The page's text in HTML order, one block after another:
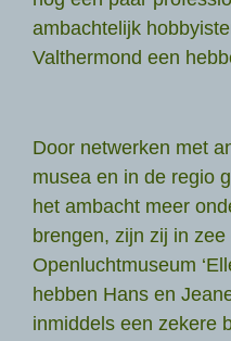
ambachtelijk
Valthermond een
Door netwerken met
musea en in de regio
het ambacht meer
brengen, zijn zij in
Openluchtmuseum
hebben Hans en
inmiddels een zekere